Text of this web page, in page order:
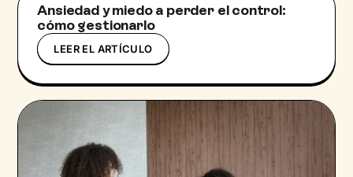
Ansiedad y miedo a perder el control:
cómo gestionarlo
LEER EL ARTÍCULO